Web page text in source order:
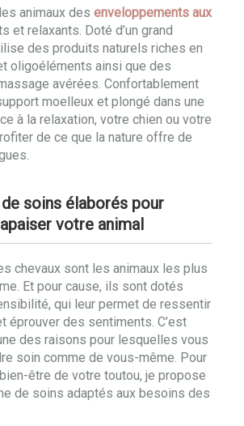
animaux des enveloppements aux
et relaxants. Doté d’un grand
des produits naturels riches en
oligoéléments ainsi que des
avérées. Confortablement
moelleux et plongé dans une
à la relaxation, votre chien ou votre
de ce que la nature offre de
soins élaborés pour
votre animal
chevaux sont les animaux les plus
Et pour cause, ils sont dotés
qui leur permet de ressentir
éprouver des sentiments. C’est
des raisons pour lesquelles vous
soin comme de vous-même. Pour
être de votre toutou, je propose
de soins adaptés aux besoins des